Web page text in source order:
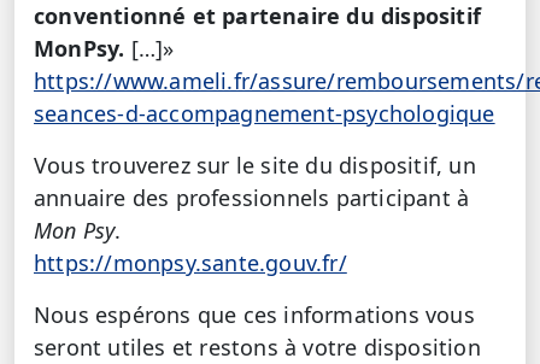
conventionné et partenaire du dispositif
MonPsy. […]»
https://www.ameli.fr/assure/remboursements/
seances-d-accompagnement-psychologique
Vous trouverez sur le site du dispositif, un
annuaire des professionnels participant à
Mon Psy.
https://monpsy.sante.gouv.fr/
Nous espérons que ces informations vous
seront utiles et restons à votre disposition